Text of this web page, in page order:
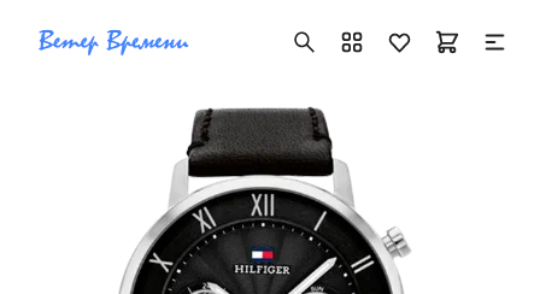
+7 ( 705 ) 181-42-50
info@vetervremeni.kz